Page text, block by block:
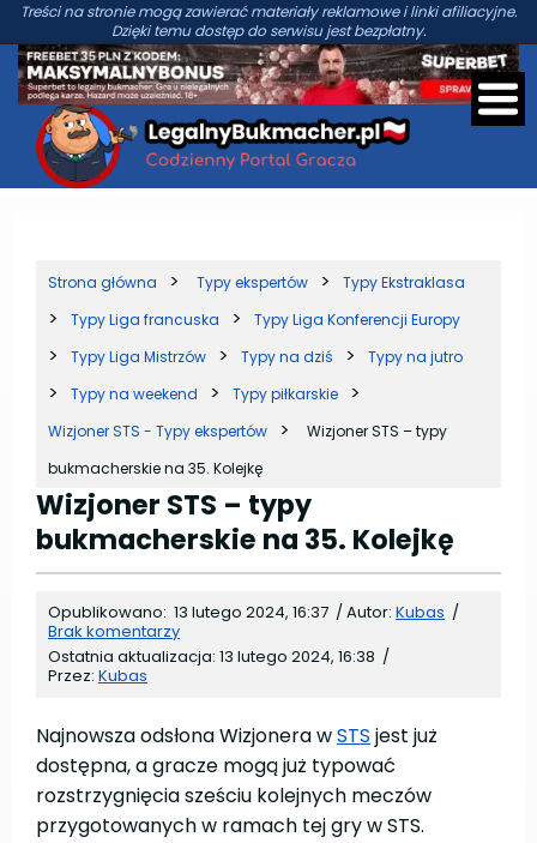
Treści na stronie mogą zawierać materiały reklamowe i linki afiliacyjne.
Dzięki temu dostęp do serwisu jest bezpłatny.
Strona główna Typy ekspertów
Typy Ekstraklasa
Typy Liga francuska
Typy Liga Konferencji Europy
Typy Liga Mistrzów
Typy na dziś
Typy na jutro
Typy na weekend
Typy piłkarskie
Wizjoner STS - Typy ekspertów
Wizjoner STS – typy
bukmacherskie na 35. Kolejkę
Wizjoner STS – typy
bukmacherskie na 35. Kolejkę
Opublikowano: 13 lutego 2024, 16:37 /Autor: Kubas /
Brak komentarzy
Ostatnia aktualizacja: 13 lutego 2024, 16:38 /
Przez: Kubas
Najnowsza odsłona Wizjonera wSTS jest już
dostępna, a gracze mogą już typować
rozstrzygnięcia sześciu kolejnych meczów
przygotowanych w ramach tej gry w STS.